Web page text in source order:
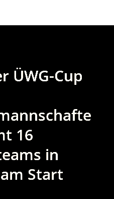
ÜWG-Cup
16
in
Start